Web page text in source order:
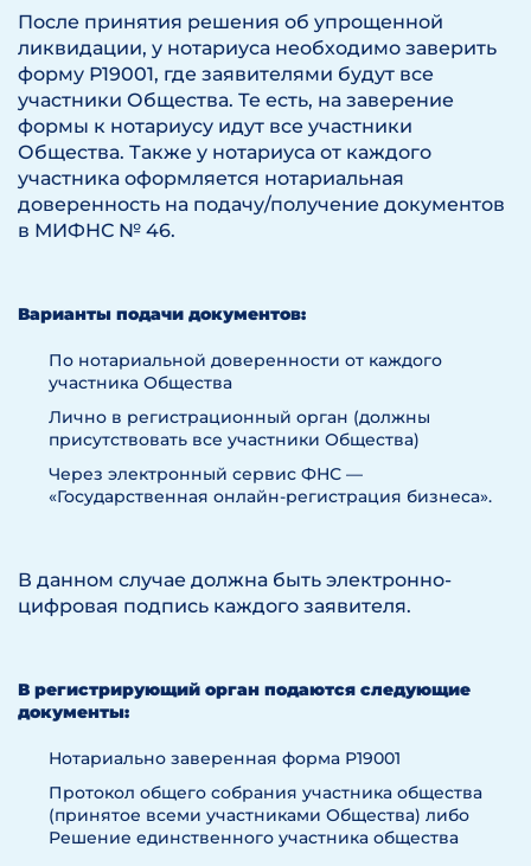
После принятия решения об упрощенной
ликвидации, у нотариуса необходимо заверить
форму Р19001, где заявителями будут все
участники Общества. Те есть, на заверение
формы к нотариусу идут все участники
Общества. Также у нотариуса от каждого
участника оформляется нотариальная
доверенность на подачу/получение документов
в МИФНС № 46.
Варианты подачи документов:
По нотариальной доверенности от каждого
участника Общества
Лично в регистрационный орган (должны
присутствовать все участники Общества)
Через электронный сервис ФНС —
«Государственная онлайн-регистрация бизнеса».
В данном случае должна быть электронно-
цифровая подпись каждого заявителя.
В регистрирующий орган подаются следующие
документы:
Нотариально заверенная форма Р19001
Протокол общего собрания участника общества
(принятое всеми участниками Общества) либо
Решение единственного участника общества